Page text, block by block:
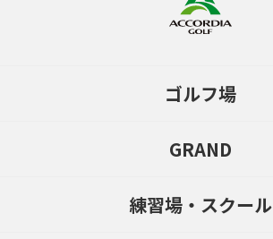
ゴルフ場
GRAND
練習場・スクール